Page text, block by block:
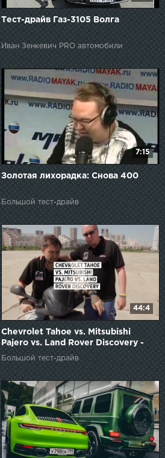
Тест-драйв Газ-3105 Волга
Иван Зенкевич PRO автомобили
7:15
Золотая лихорадка: Снова 400
Большой тест-драйв
44:4
Chevrolet Tahoe vs. Mitsubishi
Pajero vs. Land Rover Discovery -
Большой тест-драйв / Big Test
Drive
Большой тест-драйв